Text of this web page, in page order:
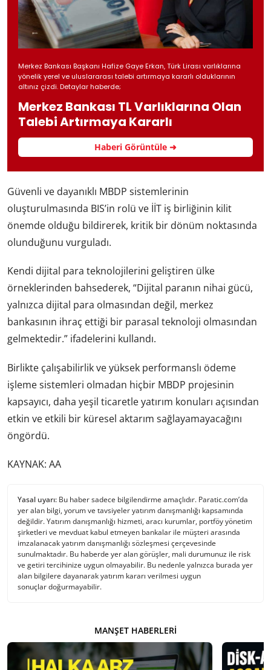
Merkez Bankası Başkanı Hafize Gaye Erkan, Türk Lirası varlıklarına
yönelik yerel ve uluslararası talebi artırmaya kararlı olduklarının
altınız çizdi. Detaylar haberde;
Merkez Bankası TL Varlıklarına Olan
Talebi Artırmaya Kararlı
Haberi Görüntüle ➜
Güvenli ve dayanıklı MBDP sistemlerinin
oluşturulmasında BIS’in rolü ve İİT iş birliğinin kilit
önemde olduğu bildirerek, kritik bir dönüm noktasında
olunduğunu vurguladı.
Kendi dijital para teknolojilerini geliştiren ülke
örneklerinden bahsederek, “Dijital paranın nihai gücü,
yalnızca dijital para olmasından değil, merkez
bankasının ihraç ettiği bir parasal teknoloji olmasından
gelmektedir.” ifadelerini kullandı.
Birlikte çalışabilirlik ve yüksek performanslı ödeme
işleme sistemleri olmadan hiçbir MBDP projesinin
kapsayıcı, daha yeşil ticaretle yatırım konuları açısından
etkin ve etkili bir küresel aktarım sağlayamayacağını
öngördü.
KAYNAK: AA
Yasal uyarı: Bu haber sadece bilgilendirme amaçlıdır. Paratic.com’da
yer alan bilgi, yorum ve tavsiyeler yatırım danışmanlığı kapsamında
değildir. Yatırım danışmanlığı hizmeti, aracı kurumlar, portföy yönetim
şirketleri ve mevduat kabul etmeyen bankalar ile müşteri arasında
imzalanacak yatırım danışmanlığı sözleşmesi çerçevesinde
sunulmaktadır. Bu haberde yer alan görüşler, mali durumunuz ile risk
ve getiri tercihinize uygun olmayabilir. Bu nedenle yalnızca burada yer
alan bilgilere dayanarak yatırım kararı verilmesi uygun
sonuçlar doğurmayabilir.
MANŞET HABERLERI